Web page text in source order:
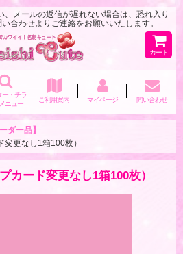
メールの返信が遅れない場合は、恐れ入り
合わせよりご連絡をお願いいたします。
カート
ー・チラ
ニュー
ご利用案内 マイページ 問い合わせ
ダー品】
更なし1箱100枚）
カード変更なし1箱100枚）